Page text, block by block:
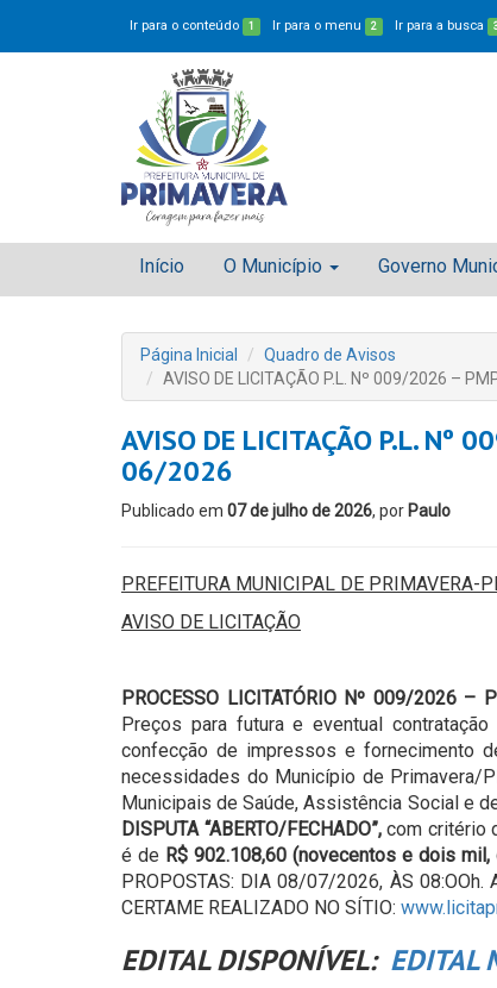
Ir para o conteúdo 1 Ir para o menu 2 Ir para a busca
Início O Município Governo
Página Inicial
Quadro de Avisos
AVISO DE LICITAÇÃO P.L. Nº 009/2026 –
AVISO DE LICITAÇÃO P.L. Nº
06/2026
Publicado em 07 de julho de 2026, por Paulo
PREFEITURA MUNICIPAL DE PRIMAVERA-
AVISO DE LICITAÇÃO
PROCESSO LICITATÓRIO Nº 009/2026 –
Preços para futura e eventual
confecção de impressos e fornecimento
necessidades do Município de Primavera/
Municipais de Saúde, Assistência Social e
DISPUTA “ABERTO/FECHADO”,com critério
é de R$ 902.108,60 (novecentos e dois
PROPOSTAS: DIA 08/07/2026, ÀS 08:OOh.
CERTAME REALIZADO NO SÍTIO:
EDITAL DISPONÍVEL: EDITAL